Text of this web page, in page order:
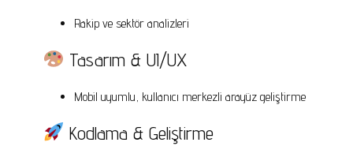
Rakip ve sektör analizleri
Tasarım & UI/UX
Mobil uyumlu, kullanıcı merkezli arayüz geliştirme
Kodlama & Geliştirme